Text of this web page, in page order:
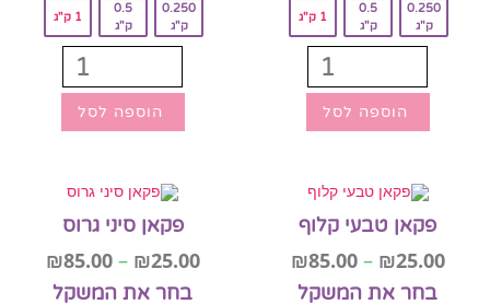
0.250
ק"ג
0.5
ק"ג
1 ק"ג
הוספה לסל
0.250
ק"ג
0.5
ק"ג
1 ק"ג
הוספה לסל
פקאן טבעי קלוף
₪25.00
–
₪85.00
בחר את המשקל
פקאן סיני גרוס
₪25.00
–
₪85.00
בחר את המשקל